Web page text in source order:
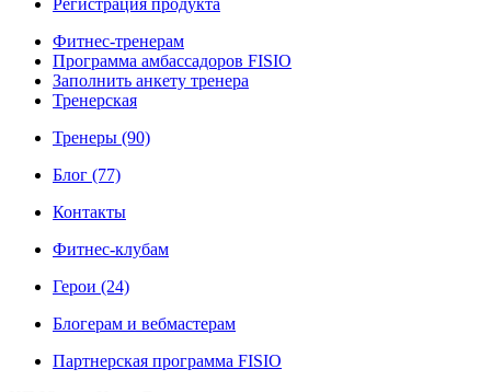
Фитнес-тренерам
Программа амбассадоров FISIO
Заполнить анкету тренера
Тренерская
Тренеры (90)
Блог (77)
Контакты
Фитнес-клубам
Герои (24)
Блогерам и вебмастерам
Партнерская программа FISIO